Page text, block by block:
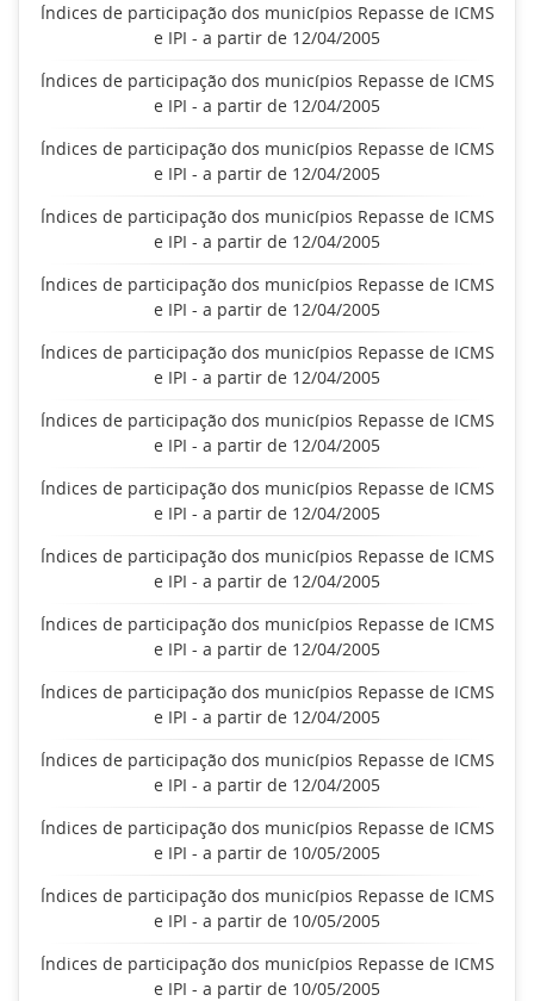
Índices de participação dos municípios Repasse de ICMS
e IPI - a partir de 12/04/2005
Índices de participação dos municípios Repasse de ICMS
e IPI - a partir de 12/04/2005
Índices de participação dos municípios Repasse de ICMS
e IPI - a partir de 12/04/2005
Índices de participação dos municípios Repasse de ICMS
e IPI - a partir de 12/04/2005
Índices de participação dos municípios Repasse de ICMS
e IPI - a partir de 12/04/2005
Índices de participação dos municípios Repasse de ICMS
e IPI - a partir de 12/04/2005
Índices de participação dos municípios Repasse de ICMS
e IPI - a partir de 12/04/2005
Índices de participação dos municípios Repasse de ICMS
e IPI - a partir de 12/04/2005
Índices de participação dos municípios Repasse de ICMS
e IPI - a partir de 12/04/2005
Índices de participação dos municípios Repasse de ICMS
e IPI - a partir de 12/04/2005
Índices de participação dos municípios Repasse de ICMS
e IPI - a partir de 12/04/2005
Índices de participação dos municípios Repasse de ICMS
e IPI - a partir de 12/04/2005
Índices de participação dos municípios Repasse de ICMS
e IPI - a partir de 10/05/2005
Índices de participação dos municípios Repasse de ICMS
e IPI - a partir de 10/05/2005
Índices de participação dos municípios Repasse de ICMS
e IPI - a partir de 10/05/2005